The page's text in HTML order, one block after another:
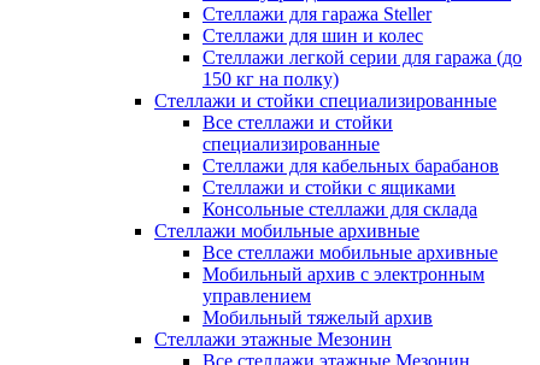
Стеллажи для гаража Steller
Стеллажи для шин и колес
Стеллажи легкой серии для гаража (до
150 кг на полку)
Стеллажи и стойки специализированные
Все стеллажи и стойки
специализированные
Стеллажи для кабельных барабанов
Стеллажи и стойки с ящиками
Консольные стеллажи для склада
Стеллажи мобильные архивные
Все стеллажи мобильные архивные
Мобильный архив с электронным
управлением
Мобильный тяжелый архив
Стеллажи этажные Мезонин
Все стеллажи этажные Мезонин